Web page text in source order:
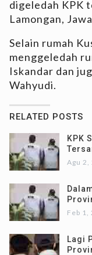
digeledah KPK
Lamongan,
Selain rumah
menggeledah
Iskandar dan
Wahyudi.
RELATED POSTS
KPK
Agu 2,
Feb 1,
Lagi